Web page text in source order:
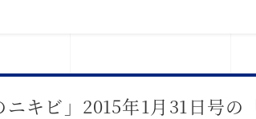
ニキビ」2015年1月31日号